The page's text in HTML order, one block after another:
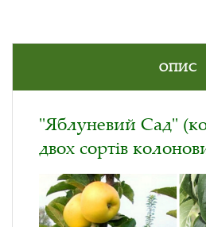
ОПИС
"Яблуневий Сад"
двох сортів